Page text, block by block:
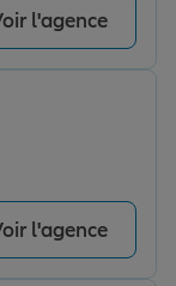
l'agence
l'agence